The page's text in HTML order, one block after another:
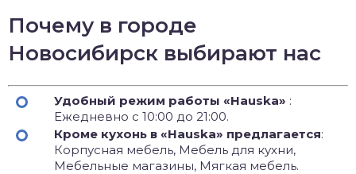
Почему в городе
Новосибирск выбирают нас
Удобный режим работы «Hauska» :
Ежедневно с 10:00 до 21:00.
Кроме кухонь в «Hauska» предлагается:
Корпусная мебель, Мебель для кухни,
Мебельные магазины, Мягкая мебель.